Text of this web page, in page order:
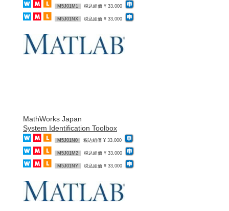
M5J01M1 税込組価 ¥ 33,000
M5J01NX 税込組価 ¥ 33,000
MathWorks Japan
System Identification Toolbox
M5J01N0 税込組価 ¥ 33,000
M5J01M2 税込組価 ¥ 33,000
M5J01NY 税込組価 ¥ 33,000